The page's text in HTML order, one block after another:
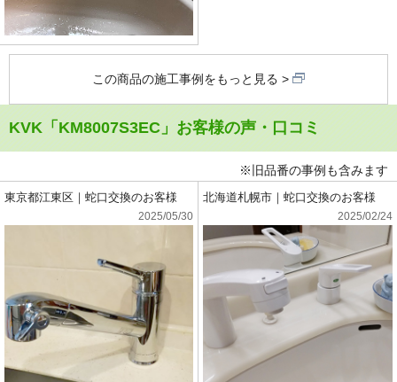
この商品の施工事例をもっと見る
KVK「KM8007S3EC」お客様の声・口コミ
※旧品番の事例も含みます
東京都江東区｜蛇口交換のお客様
2025/05/30
北海道札幌市｜蛇口交換のお客様
2025/02/24